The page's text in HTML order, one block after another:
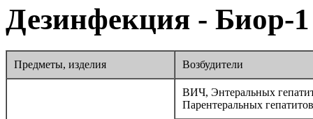
Дезинфекция - Биор-1
Предметы, изделия Возбудители
ВИЧ, Энтеральных
Парентеральных гепатитов